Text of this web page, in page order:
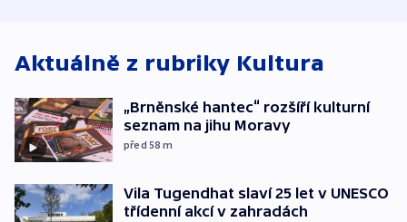
Aktuálně z rubriky Kultura
„Brněnské hantec“ rozšíří kulturní
seznam na jihu Moravy
před 58 m
Vila Tugendhat slaví 25 let v UNESCO
třídenní akcí v zahradách